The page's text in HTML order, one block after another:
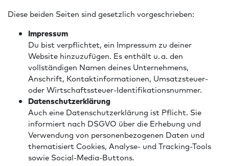
Diese beiden Seiten sind gesetzlich vorgeschrieben:
Impressum
Du bist verpflichtet, ein Impressum zu deiner
Website hinzuzufügen. Es enthält u. a. den
vollständigen Namen deines Unternehmens,
Anschrift, Kontaktinformationen, Umsatzsteuer-
oder Wirtschaftssteuer-Identifikationsnummer.
Datenschutzerklärung
Auch eine Datenschutzerklärung ist Pflicht. Sie
informiert nach DSGVO über die Erhebung und
Verwendung von personenbezogenen Daten und
thematisiert Cookies, Analyse- und Tracking-Tools
sowie Social-Media-Buttons.